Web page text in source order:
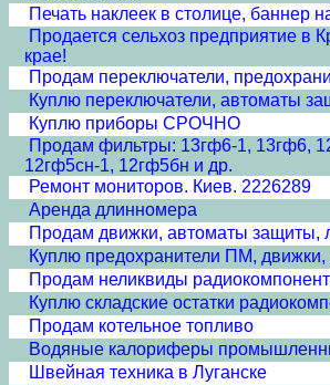
Печать наклеек в столице, баннер
Продается сельхоз предприятие в
крае!
Продам переключатели,
Куплю переключатели, автоматы
Куплю приборы СРОЧНО
Продам фильтры: 13гф6-1, 13гф6,
12гф5сн-1, 12гф5бн и др.
Ремонт мониторов. Киев. 2226289
Аренда длинномера
Продам движки, автоматы защиты,
Куплю предохранители ПМ,
Продам неликвиды
Куплю складские остатки
Продам котельное топливо
Водяные калориферы
Швейная техника в Луганске